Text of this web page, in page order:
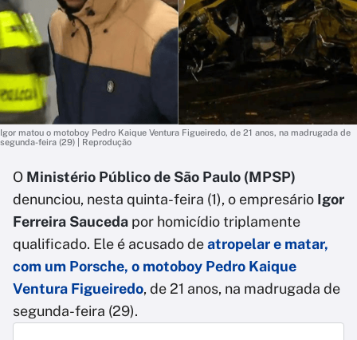
Igor matou o motoboy Pedro Kaique Ventura Figueiredo, de 21 anos, na madrugada de
segunda-feira (29) | Reprodução
O Ministério Público de São Paulo (MPSP)
denunciou, nesta quinta-feira (1), o empresário Igor
Ferreira Sauceda por homicídio triplamente
qualificado. Ele é acusado deatropelar e matar,
com um Porsche, o motoboy Pedro Kaique
Ventura Figueiredo, de 21 anos, na madrugada de
segunda-feira (29).